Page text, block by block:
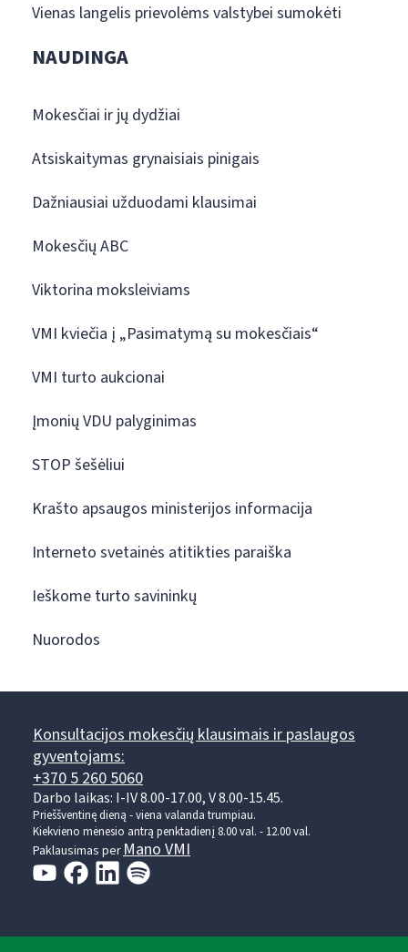
Vienas langelis prievolėms valstybei sumokėti
NAUDINGA
Mokesčiai ir jų dydžiai
Atsiskaitymas grynaisiais pinigais
Dažniausiai užduodami klausimai
Mokesčių ABC
Viktorina moksleiviams
VMI kviečia į „Pasimatymą su mokesčiais“
VMI turto aukcionai
Įmonių VDU palyginimas
STOP šešėliui
Krašto apsaugos ministerijos informacija
Interneto svetainės atitikties paraiška
Ieškome turto savininkų
Nuorodos
Konsultacijos mokesčių klausimais ir paslaugos
gyventojams:
+370 5 260 5060
Darbo laikas: I-IV 8.00-17.00, V 8.00-15.45.
Prieššventinę dieną - viena valanda trumpiau.
Kiekvieno mėnesio antrą penktadienį 8.00 val. - 12.00 val.
Paklausimas per Mano VMI